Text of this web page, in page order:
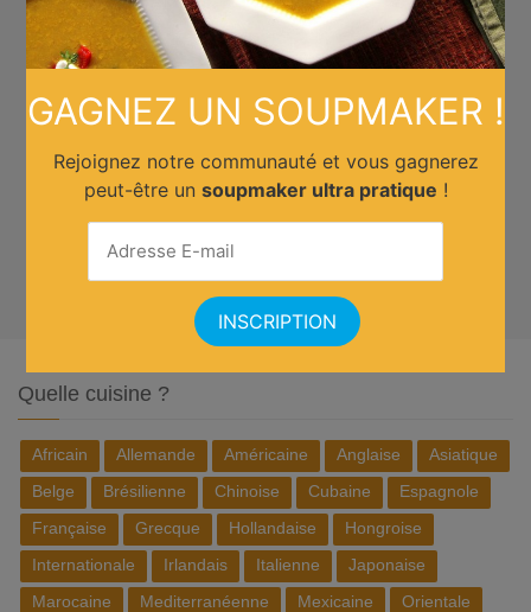
Quelle cuisine ?
Africain Allemande Américaine Anglaise
Asiatique
Belge
Brésilienne Chinoise Cubaine
Espagnole
Française
Grecque Hollandaise
Hongroise
Internationale
Irlandais Italienne
Japonaise
Marocaine
Mediterranéenne Mexicaine
Orientale
GAGNEZ UN SOUPMAKER !
Rejoignez notre communauté et vous gagnerez
peut-être un soupmaker ultra pratique !